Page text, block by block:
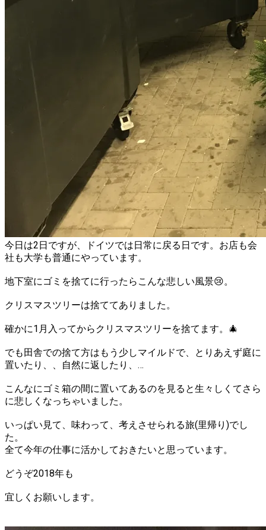
今日は2日ですが、ドイツでは日常に戻る日です。お店も会
社も大学も普通にやっています。
地下室にゴミを捨てに行ったらこんな悲しい風景😢。
クリスマスツリーは捨ててありました。
確かに1月入ってからクリスマスツリーを捨てます。🎄
でも田舎での捨て方はもう少しマイルドで、とりあえず庭に
置いたり、、自然に返したり、…
こんなにゴミ箱の間に置いてあるのを見ると生々しくてさら
に悲しくなっちゃいました。
いっぱい見て、味わって、考えさせられる旅(里帰り)でし
た。
全て今年の仕事に活かしておきたいと思っています。
どうぞ2018年も
宜しくお願いします。